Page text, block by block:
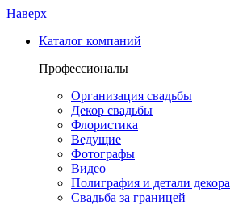
Наверх
Каталог компаний
Профессионалы
Организация свадьбы
Декор свадьбы
Флористика
Ведущие
Фотографы
Видео
Полиграфия и детали декора
Свадьба за границей